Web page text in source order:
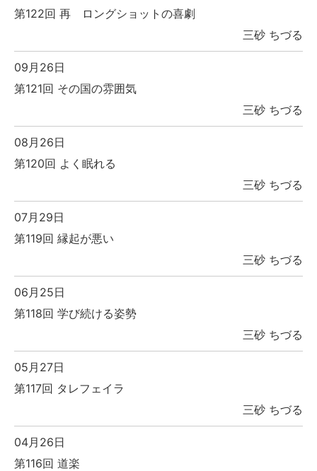
第122回 再 ロングショットの喜劇
三砂 ちづる
09月26日
第121回 その国の雰囲気
三砂 ちづる
08月26日
第120回 よく眠れる
三砂 ちづる
07月29日
第119回 縁起が悪い
三砂 ちづる
06月25日
第118回 学び続ける姿勢
三砂 ちづる
05月27日
第117回 タレフェイラ
三砂 ちづる
04月26日
第116回 道楽